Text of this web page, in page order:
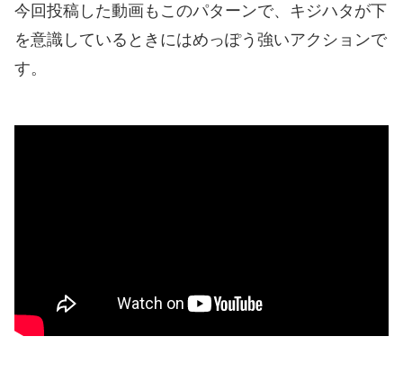
今回投稿した動画もこのパターンで、キジハタが下
を意識しているときにはめっぽう強いアクションで
す。